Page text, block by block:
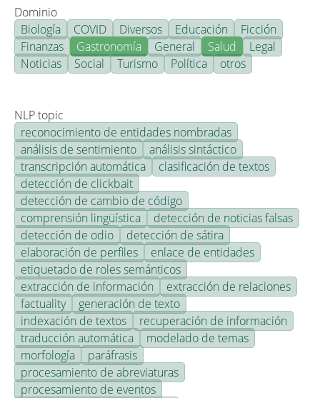
Dominio
Biología
COVID Diversos Educación
Ficción
Finanzas
Gastronomía General Salud
Legal
Noticias
Social Turismo Política otros
NLP topic
reconocimiento de entidades nombradas
análisis de sentimiento
análisis sintáctico
transcripción automática
clasificación de textos
detección de clickbait
detección de cambio de código
comprensión lingüística
detección de noticias falsas
detección de odio
detección de sátira
elaboración de perfiles
enlace de entidades
etiquetado de roles semánticos
extracción de información
extracción de relaciones
factuality
generación de texto
indexación de textos
recuperación de información
traducción automática
modelado de temas
morfología
paráfrasis
procesamiento de abreviaturas
procesamiento de eventos